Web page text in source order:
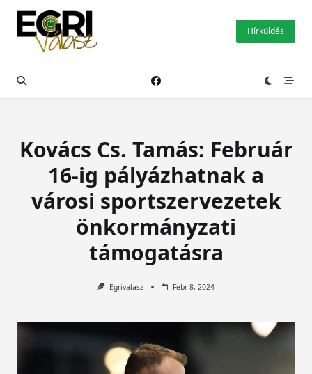
Skip
content
Hírküldés
Kovács Cs. Tamás: Február
16-ig pályázhatnak a
városi sportszervezetek
önkormányzati
támogatásra
Egrivalasz Febr 8, 2024